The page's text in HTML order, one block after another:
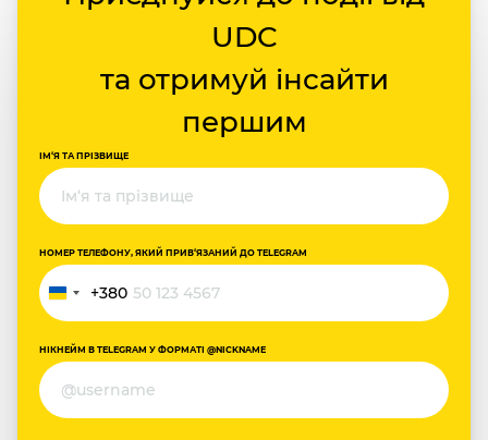
UDC
та отримуй інсайти
першим
ІМ‘Я ТА ПРІЗВИЩЕ
НОМЕР ТЕЛЕФОНУ, ЯКИЙ ПРИВ‘ЯЗАНИЙ ДО TELEGRAM
Україна
+380
+380
НІКНЕЙМ В TELEGRAM У ФОРМАТІ @NICKNAME